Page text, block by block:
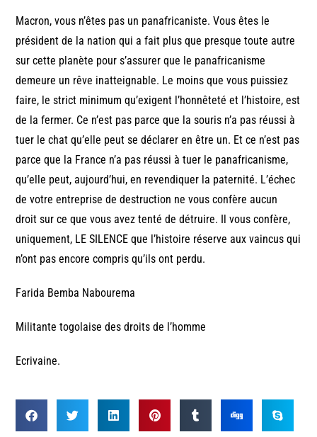
Macron, vous n’êtes pas un panafricaniste. Vous êtes le
président de la nation qui a fait plus que presque toute autre
sur cette planète pour s’assurer que le panafricanisme
demeure un rêve inatteignable. Le moins que vous puissiez
faire, le strict minimum qu’exigent l’honnêteté et l’histoire, est
de la fermer. Ce n’est pas parce que la souris n’a pas réussi à
tuer le chat qu’elle peut se déclarer en être un. Et ce n’est pas
parce que la France n’a pas réussi à tuer le panafricanisme,
qu’elle peut, aujourd’hui, en revendiquer la paternité. L’échec
de votre entreprise de destruction ne vous confère aucun
droit sur ce que vous avez tenté de détruire. Il vous confère,
uniquement, LE SILENCE que l’histoire réserve aux vaincus qui
n’ont pas encore compris qu’ils ont perdu.
Farida Bemba Nabourema
Militante togolaise des droits de l’homme
Ecrivaine.